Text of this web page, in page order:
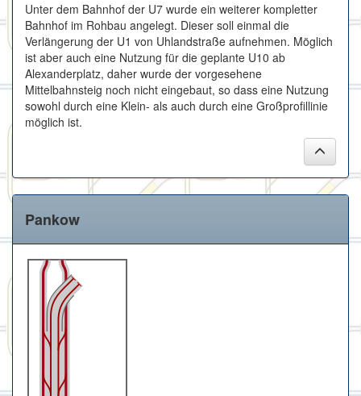
Unter dem Bahnhof der U7 wurde ein weiterer kompletter
Bahnhof im Rohbau angelegt. Dieser soll einmal die
Verlängerung der U1 von Uhlandstraße aufnehmen. Möglich
ist aber auch eine Nutzung für die geplante U10 ab
Alexanderplatz, daher wurde der vorgesehene
Mittelbahnsteig noch nicht eingebaut, so dass eine Nutzung
sowohl durch eine Klein- als auch durch eine Großprofillinie
möglich ist.
Pankow